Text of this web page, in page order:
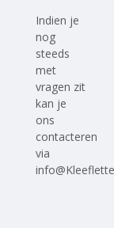
Indien je
nog
steeds
met
vragen zit
kan je
ons
contacteren
via